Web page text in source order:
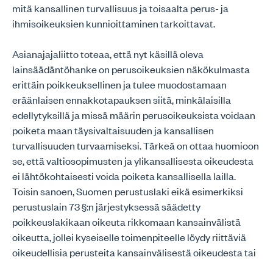
mitä kansallinen turvallisuus ja toisaalta perus- ja
ihmisoikeuksien kunnioittaminen tarkoittavat.
Asianajajaliitto toteaa, että nyt käsillä oleva
lainsäädäntöhanke on perusoikeuksien näkökulmasta
erittäin poikkeuksellinen ja tulee muodostamaan
eräänlaisen ennakkotapauksen siitä, minkälaisilla
edellytyksillä ja missä määrin perusoikeuksista voidaan
poiketa maan täysivaltaisuuden ja kansallisen
turvallisuuden turvaamiseksi. Tärkeä on ottaa huomioon
se, että valtiosopimusten ja ylikansallisesta oikeudesta
ei lähtökohtaisesti voida poiketa kansallisella lailla.
Toisin sanoen, Suomen perustuslaki eikä esimerkiksi
perustuslain 73 §:n järjestyksessä säädetty
poikkeuslakikaan oikeuta rikkomaan kansainvälistä
oikeutta, jollei kyseiselle toimenpiteelle löydy riittäviä
oikeudellisia perusteita kansainvälisestä oikeudesta tai